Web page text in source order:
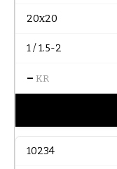
20x20
1 / 1.5-2
– KR
10234